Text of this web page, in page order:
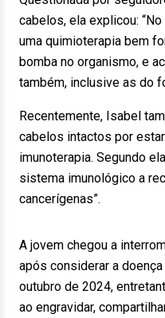
cabelos, ela explicou:
uma quimioterapia bem
bomba no organismo, e
também, inclusive as do
Recentemente, Isabel
cabelos intactos por
imunoterapia. Segundo
sistema imunológico a
cancerígenas”.
A jovem chegou a
após considerar a
outubro de 2024,
ao engravidar,